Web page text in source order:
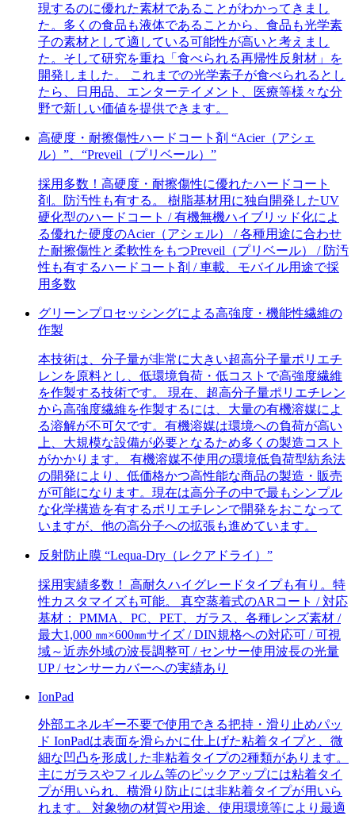
現するのに優れた素材であることがわかってきまし
た。多くの食品も液体であることから、食品も光学素
子の素材として適している可能性が高いと考えまし
た。そして研究を重ね「食べられる再帰性反射材」を
開発しました。 これまでの光学素子が食べられるとし
たら、日用品、エンターテイメント、医療等様々な分
野で新しい価値を提供できます。
高硬度・耐擦傷性ハードコート剤 “Acier（アシェ
ル）”、“Preveil（プリベール）”
採用多数！高硬度・耐擦傷性に優れたハードコート
剤。防汚性も有する。 樹脂基材用に独自開発したUV
硬化型のハードコート / 有機無機ハイブリッド化によ
る優れた硬度のAcier（アシェル） / 各種用途に合わせ
た耐擦傷性と柔軟性をもつPreveil（プリベール） / 防汚
性も有するハードコート剤 / 車載、モバイル用途で採
用多数
グリーンプロセッシングによる高強度・機能性繊維の
作製
本技術は、分子量が非常に大きい超高分子量ポリエチ
レンを原料とし、低環境負荷・低コストで高強度繊維
を作製する技術です。 現在、超高分子量ポリエチレン
から高強度繊維を作製するには、大量の有機溶媒によ
る溶解が不可欠です。有機溶媒は環境への負荷が高い
上、大規模な設備が必要となるため多くの製造コスト
がかかります。 有機溶媒不使用の環境低負荷型紡糸法
の開発により、低価格かつ高性能な商品の製造・販売
が可能になります。現在は高分子の中で最もシンプル
な化学構造を有するポリエチレンで開発をおこなって
いますが、他の高分子への拡張も進めています。
反射防止膜 “Lequa-Dry（レクアドライ）”
採用実績多数！ 高耐久ハイグレードタイプも有り。特
性カスタマイズも可能。 真空蒸着式のARコート / 対応
基材： PMMA、PC、PET、ガラス、各種レンズ素材 /
最大1,000 ㎜×600㎜サイズ / DIN規格への対応可 / 可視
域～近赤外域の波長調整可 / センサー使用波長の光量
UP / センサーカバーへの実績あり
IonPad
外部エネルギー不要で使用できる把持・滑り止めパッ
ド IonPadは表面を滑らかに仕上げた粘着タイプと、微
細な凹凸を形成した非粘着タイプの2種類があります。
主にガラスやフィルム等のピックアップには粘着タイ
プが用いられ、横滑り防止には非粘着タイプが用いら
れます。 対象物の材質や用途、使用環境等により最適